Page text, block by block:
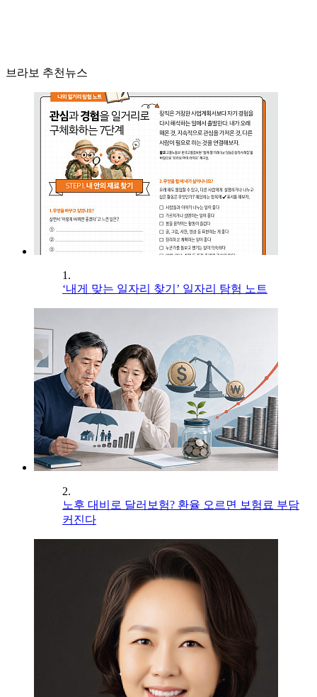
브라보 추천뉴스
1.
‘내게 맞는 일자리 찾기’ 일자리 탐험 노트
2.
노후 대비로 달러보험? 환율 오르면 보험료 부담
커진다